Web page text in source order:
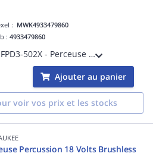
: MWK4933479860
:4933479860
M18 FPD3-502X - Perceuse Percussion FUEL 4GEN, 18V, 5,0 Ah, 158 Nm - HD Box, 2 batteries 18V 5,0Ah Red Li-Ion, chargeur M12-18FC
Ajouter au panier
voir vos prix et les stocks
Percussion 18 Volts Brushless